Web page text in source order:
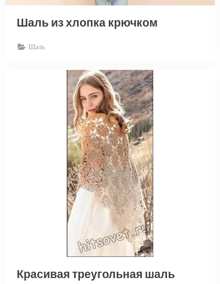
Шаль из хлопка крючком
Шаль
Красивая треугольная шаль